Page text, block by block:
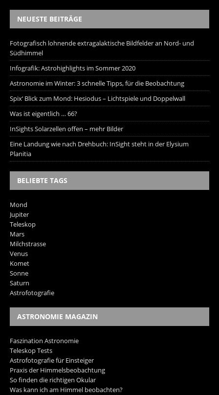
NEUESTE BEITRÄGE
Fotografisch lohnende extragalaktische Bildfelder an Nord- und
Südhimmel
Infografik: Astrohighlights im Sommer 2020
Astronomie im Winter: 3 schnelle Tipps, für die Beobachtung
Spix‘ Blick zum Mond: Hesiodus – Lichtspiele und Doppelwall
Was ist eigentlich … 66?
InSights Solarzellen offen – mehr Bilder
Eine Landung wie nach Drehbuch: InSight steht in der Elysium
Planitia
BELIEBTE TAGS
Mond
Jupiter
Teleskop
Mars
Milchstrasse
Venus
Komet
Sonne
Saturn
Astrofotografie
ASTRONOMIE MAGAZIN
Faszination Astronomie
Teleskop Tests
Astrofotografie für Einsteiger
Praxis der Himmelsbeobachtung
So finden die richtigen Okular
Was kann ich am Himmel beobachten?